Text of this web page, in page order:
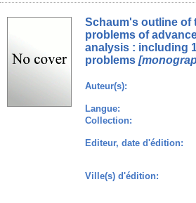
Schaum's outline of
problems of
analysis : including
problems
Auteur(s):
Langue:
Collection:
Editeur, date d'édition:
Ville(s) d'édition: